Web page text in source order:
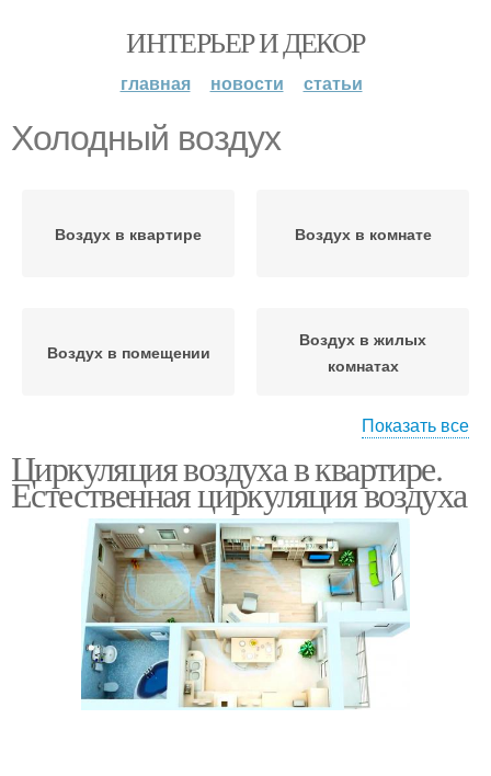
ИНТЕРЬЕР И ДЕКОР
главная новости статьи
Холодный воздух
Воздух в квартире Воздух в комнате
Воздух в помещении
Воздух в жилых
комнатах
комнатами
Показать все
Циркуляция воздуха в квартире.
Естественная циркуляция воздуха